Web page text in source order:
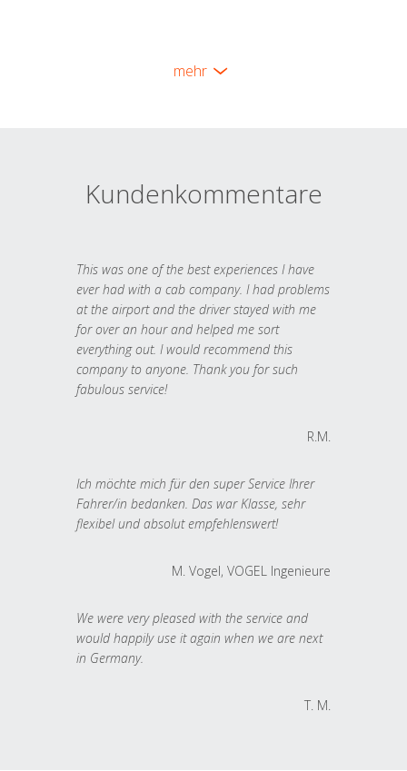
mehr
Kundenkommentare
This was one of the best experiences I have
ever had with a cab company. I had problems
at the airport and the driver stayed with me
for over an hour and helped me sort
everything out. I would recommend this
company to anyone. Thank you for such
fabulous service!
R.M.
Ich möchte mich für den super Service Ihrer
Fahrer/in bedanken. Das war Klasse, sehr
flexibel und absolut empfehlenswert!
M. Vogel, VOGEL Ingenieure
We were very pleased with the service and
would happily use it again when we are next
in Germany.
T. M.